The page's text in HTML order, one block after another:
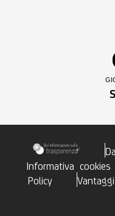
Informativa cookies
Policy